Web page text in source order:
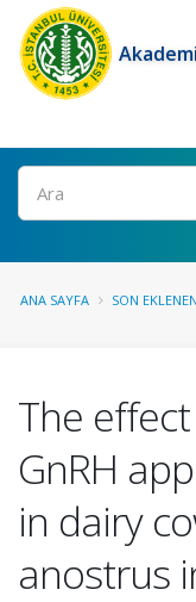
Ara
ANA SAYFA SON
The
GnRH
in dairy
anostrus